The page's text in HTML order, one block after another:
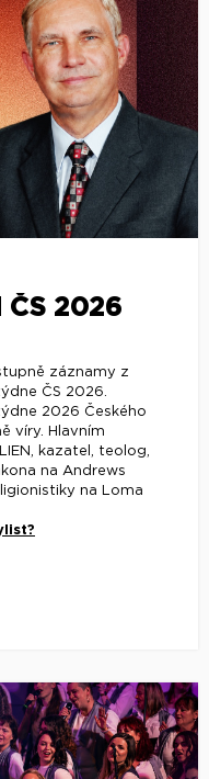
ČS 2026
záznamy z
ČS 2026.
2026 Českého
víry. Hlavním
kazatel, teolog,
na Andrews
na Loma